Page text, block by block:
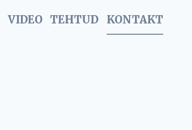
VIDEO TEHTUD KONTAKT